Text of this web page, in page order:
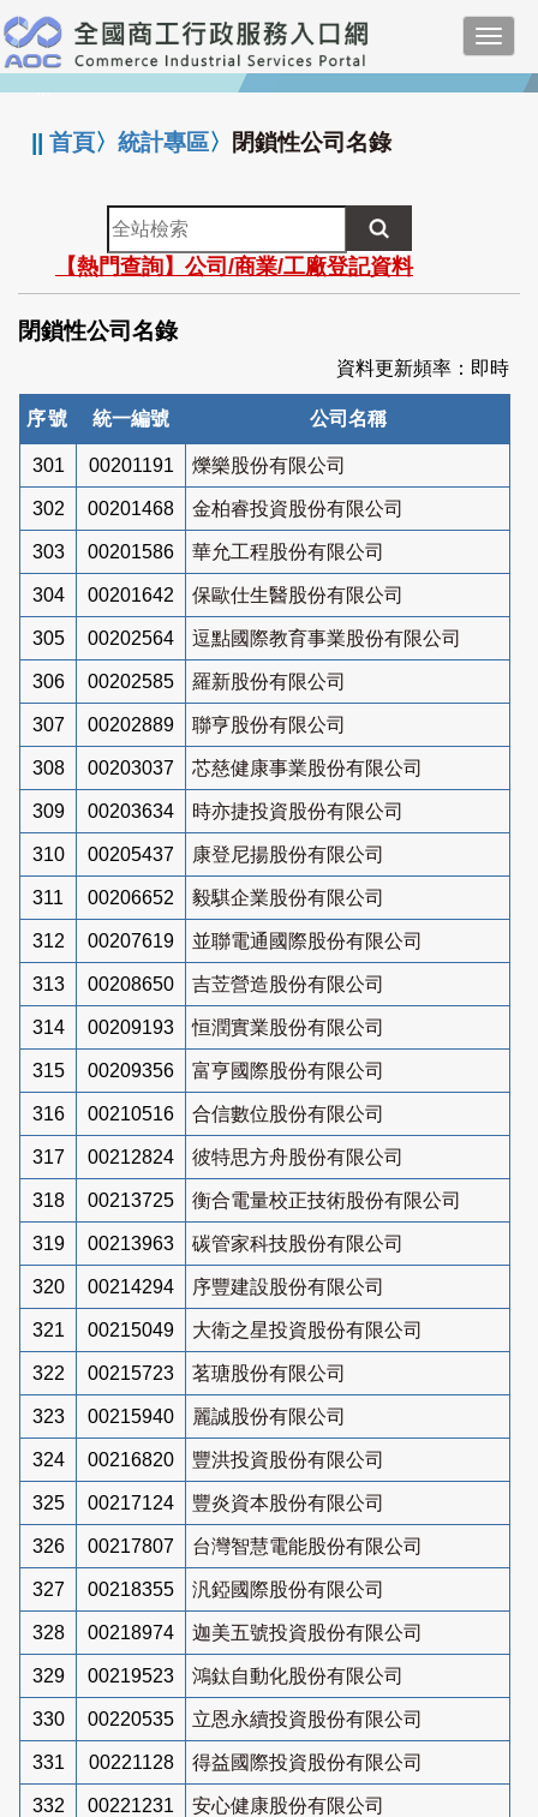
跳
到
主
要
:::
||首頁〉統計專區〉 閉鎖性公司名錄
全
站
檢
索
【熱門查詢】公司/商業/工廠登記資料
閉鎖性公司名錄
資料更新頻率：即時
序號 統一編號 公司名稱
301 00201191 爍樂股份有限公司
302 00201468 金柏睿投資股份有限公司
303 00201586 華允工程股份有限公司
304 00201642 保歐仕生醫股份有限公司
305 00202564 逗點國際教育事業股份有限公司
306 00202585 羅新股份有限公司
307 00202889 聯亨股份有限公司
308 00203037 芯慈健康事業股份有限公司
309 00203634 時亦捷投資股份有限公司
310 00205437 康登尼揚股份有限公司
311 00206652 毅騏企業股份有限公司
312 00207619 並聯電通國際股份有限公司
313 00208650 吉苙營造股份有限公司
314 00209193 恒潤實業股份有限公司
315 00209356 富亨國際股份有限公司
316 00210516 合信數位股份有限公司
317 00212824 彼特思方舟股份有限公司
318 00213725 衡合電量校正技術股份有限公司
319 00213963 碳管家科技股份有限公司
320 00214294 序豐建設股份有限公司
321 00215049 大衛之星投資股份有限公司
322 00215723 茗瑭股份有限公司
323 00215940 麗誠股份有限公司
324 00216820 豐洪投資股份有限公司
325 00217124 豐炎資本股份有限公司
326 00217807 台灣智慧電能股份有限公司
327 00218355 汎錏國際股份有限公司
328 00218974 迦美五號投資股份有限公司
329 00219523 鴻鈦自動化股份有限公司
330 00220535 立恩永續投資股份有限公司
331 00221128 得益國際投資股份有限公司
332 00221231 安心健康股份有限公司